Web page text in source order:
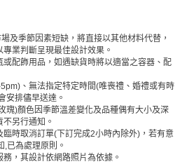
及季節因素短缺，將直接以其他材料代替，
業判斷呈現最佳設計效果。
配飾用品，如遇缺貨時將以適當之容器、配
、無法指定特定時間(唯喪禮、婚禮或有時
安排儘早送達。
瑰)顏色因季節溫差變化及品種偶有大小及深
另行通知。
時取消訂單(下訂完成2小時內除外)，若有意
,已為處理原則。
，其設計依網路照片為依據。